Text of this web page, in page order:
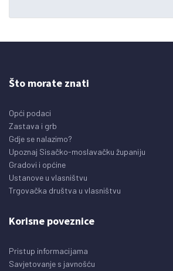
Što morate znati
Opći podaci
Zastava i grb
Gdje se nalazimo?
Upoznaj Sisačko-moslavačku županiju
Gradovi i općine
Ustanove u vlasništvu
Trgovačka društva u vlasništvu
Korisne poveznice
Pristup informacijama
Savjetovanje s javnošću